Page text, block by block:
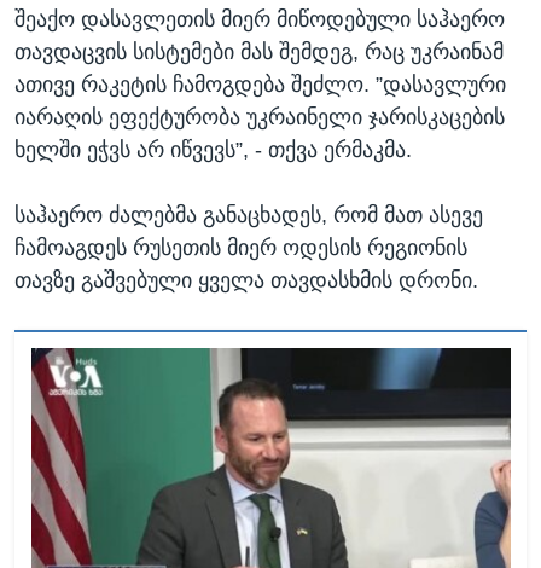
შეაქო დასავლეთის მიერ მიწოდებული საჰაერო
თავდაცვის სისტემები მას შემდეგ, რაც უკრაინამ
ათივე რაკეტის ჩამოგდება შეძლო. ”დასავლური
იარაღის ეფექტურობა უკრაინელი ჯარისკაცების
ხელში ეჭვს არ იწვევს”, - თქვა ერმაკმა.
საჰაერო ძალებმა განაცხადეს, რომ მათ ასევე
ჩამოაგდეს რუსეთის მიერ ოდესის რეგიონის
თავზე გაშვებული ყველა თავდასხმის დრონი.